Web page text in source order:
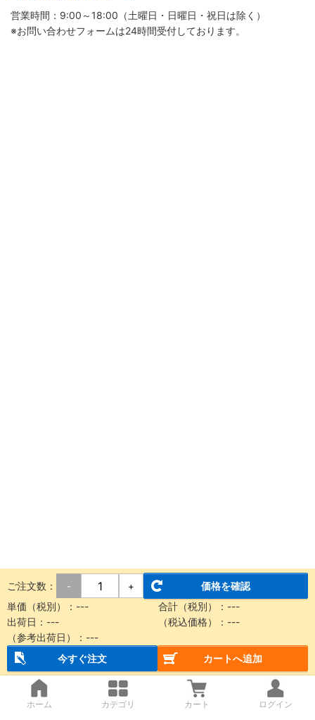
営業時間：9:00～18:00（土曜日・日曜日・祝日は除く）
※お問い合わせフォームは24時間受付しております。
ご注文数： - +
価格を確認
単価（税別）： --- 合計（税別）： ---
出荷日： --- （税込価格）： ---
（参考出荷日）： ---
今すぐ注文
カートへ追加
ホーム カテゴリ カート ログイン